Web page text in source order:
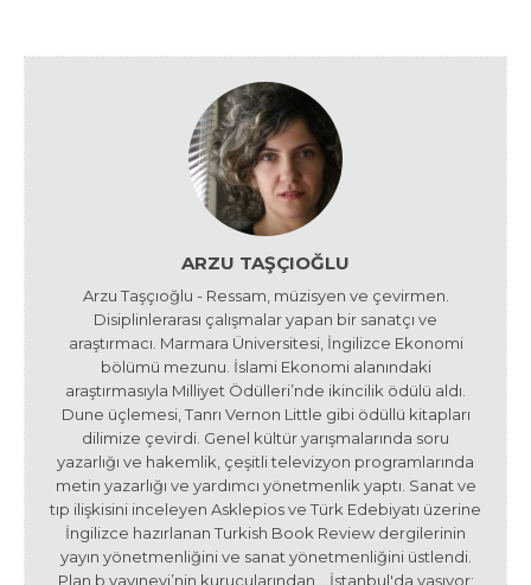
ARZU TAŞÇIOĞLU
Arzu Taşçıoğlu - Ressam, müzisyen ve çevirmen.
Disiplinlerarası çalışmalar yapan bir sanatçı ve
araştırmacı. Marmara Üniversitesi, İngilizce Ekonomi
bölümü mezunu. İslami Ekonomi alanındaki
araştırmasıyla Milliyet Ödülleri’nde ikincilik ödülü aldı.
Dune üçlemesi, Tanrı Vernon Little gibi ödüllü kitapları
dilimize çevirdi. Genel kültür yarışmalarında soru
yazarlığı ve hakemlik, çeşitli televizyon programlarında
metin yazarlığı ve yardımcı yönetmenlik yaptı. Sanat ve
tıp ilişkisini inceleyen Asklepios ve Türk Edebiyatı üzerine
İngilizce hazırlanan Turkish Book Review dergilerinin
yayın yönetmenliğini ve sanat yönetmenliğini üstlendi.
Plan b yayınevi’nin kurucularından... İstanbul'da yaşıyor;